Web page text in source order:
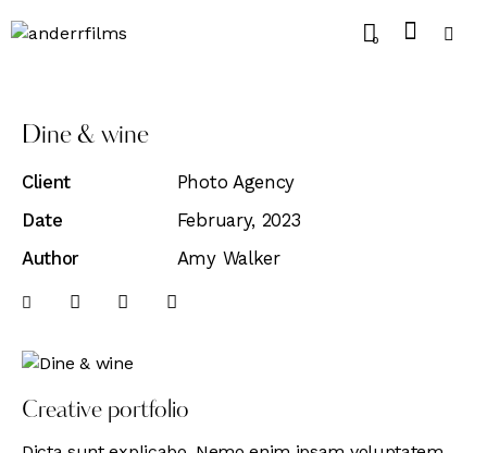
0
Dine & wine
Client
Photo Agency
Date
February, 2023
Author
Amy Walker
Creative portfolio